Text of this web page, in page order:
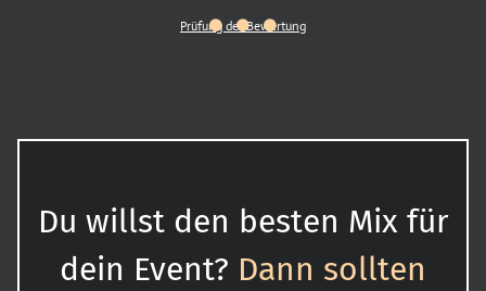
Wir waren ehrlich überrascht wie viel
werden
Danke für alles
Prüfung der Bewertung
Du willst den besten Mix für
dein Event? Dann sollten